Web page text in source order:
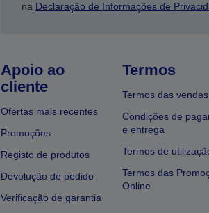
na Declaração de Informações de
Apoio ao
cliente
Ofertas mais recentes
Promoções
Registo de produtos
Devolução de pedido
Verificação de garantia
Termos
Termos das vendas
Condições de
e entrega
Termos de
Termos das
Online